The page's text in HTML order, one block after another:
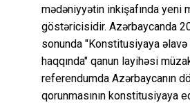
mədəniyyətin inkişafında yeni
göstəricisidir. Azərbaycanda
sonunda "Konstitusiyaya
haqqında" qanun layihəsi
referendumda Azərbaycanın
qorunmasının konstitusiyaya